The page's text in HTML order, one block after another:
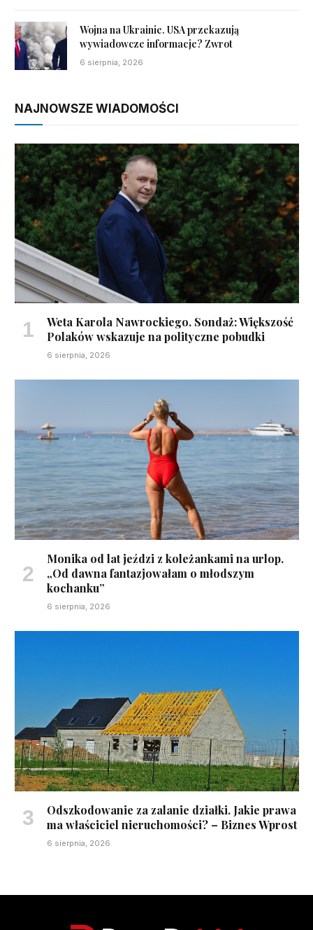
Wojna na Ukrainie. USA przekazują
wywiadowcze informacje? Zwrot
6 sierpnia, 2026
NAJNOWSZE WIADOMOŚCI
Weta Karola Nawrockiego. Sondaż: Większość
Polaków wskazuje na polityczne pobudki
6 sierpnia, 2026
Monika od lat jeździ z koleżankami na urlop.
„Od dawna fantazjowałam o młodszym
kochanku”
6 sierpnia, 2026
Odszkodowanie za zalanie działki. Jakie prawa
ma właściciel nieruchomości? – Biznes Wprost
6 sierpnia, 2026